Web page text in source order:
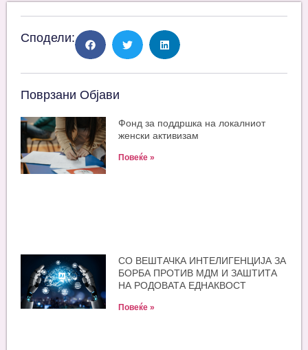
Сподели:
Поврзани Објави
Фонд за поддршка на локалниот
женски активизам
Повеќе »
СО ВЕШТАЧКА ИНТЕЛИГЕНЦИЈА ЗА
БОРБА ПРОТИВ МДМ И ЗАШТИТА
НА РОДОВАТА ЕДНАКВОСТ
Повеќе »